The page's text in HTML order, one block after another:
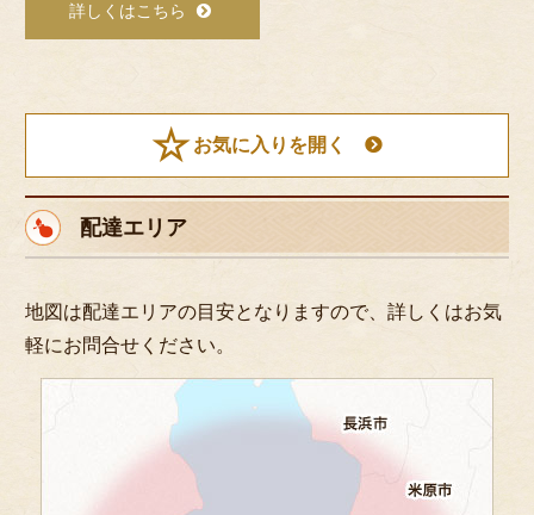
詳しくはこちら
お気に入りを開く
配達エリア
地図は配達エリアの目安となりますので、詳しくはお気
軽にお問合せください。